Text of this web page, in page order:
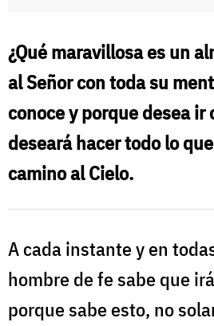
¿Qué maravillosa es un
al Señor con toda su
conoce y porque desea ir
deseará hacer todo lo
camino al Cielo.
A cada instante y en
hombre de fe sabe que
porque sabe esto, no